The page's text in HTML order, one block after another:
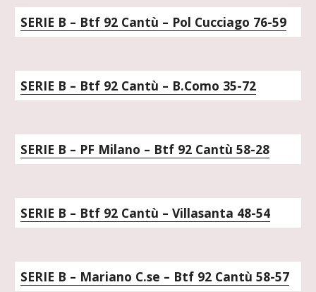
SERIE B – Btf 92 Cantù – Pol Cucciago 76-59
SERIE B – Btf 92 Cantù – B.Como 35-72
SERIE B – PF Milano – Btf 92 Cantù 58-28
SERIE B – Btf 92 Cantù – Villasanta 48-54
SERIE B – Mariano C.se – Btf 92 Cantù 58-57